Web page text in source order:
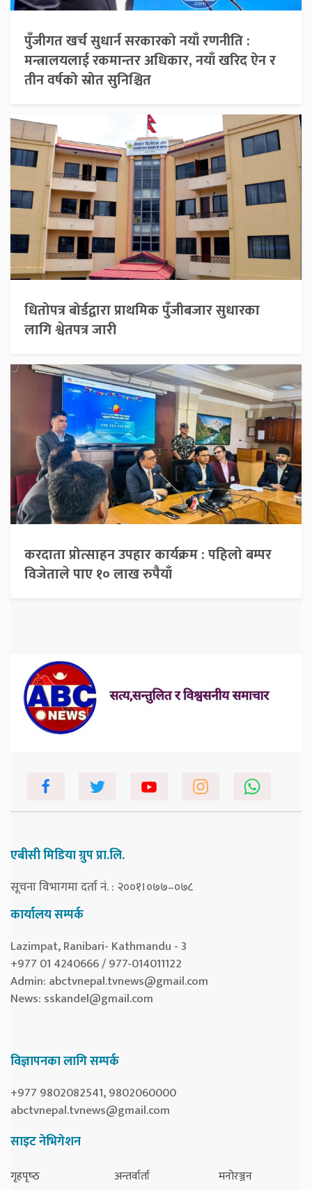
पुँजीगत खर्च सुधार्न सरकारको नयाँ रणनीति :
मन्त्रालयलाई रकमान्तर अधिकार, नयाँ खरिद ऐन र
तीन वर्षको स्रोत सुनिश्चित
धितोपत्र बोर्डद्वारा प्राथमिक पुँजीबजार सुधारका
लागि श्वेतपत्र जारी
करदाता प्रोत्साहन उपहार कार्यक्रम : पहिलो बम्पर
विजेताले पाए १० लाख रुपैयाँ
एबीसी मिडिया ग्रुप प्रा.लि.
सूचना विभागमा दर्ता नं. : २००१।०७७–०७८
कार्यालय सम्पर्क
Lazimpat, Ranibari- Kathmandu - 3
+977 01 4240666 / 977-014011122
Admin: abctvnepal.tvnews@gmail.com
News: sskandel@gmail.com
विज्ञापनका लागि सम्पर्क
+977 9802082541, 9802060000
abctvnepal.tvnews@gmail.com
साइट नेभिगेशन
गृहपृष्‍ठ अन्तर्वार्ता मनोरञ्जन